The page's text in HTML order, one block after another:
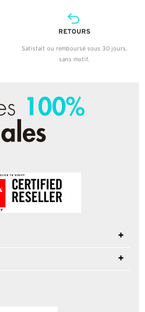
RETOURS
Satisfait ou remboursé sous 30 jours,
sans motif.